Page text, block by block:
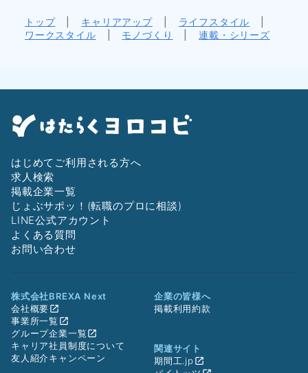
トップ キャリアアップ ライフスタイル
ワークスタイル
モノづくり 連載・シリーズ
はじめてご利用される方へ
求人検索
掲載企業一覧
じょぶサポッ！(転職のプロに相談)
LINE公式アカウント
よくある質問
お問い合わせ
株式会社BREXA Next
会社概要
事業所一覧
グループ企業一覧
キャリア社員制度について
友人紹介キャンペーン
企業の皆様へ
掲載利用約款
関連サイト
期間工.jp